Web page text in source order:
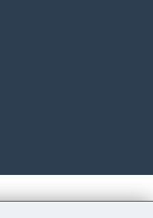
Reserved. Designed By